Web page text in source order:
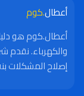
أعطال.كوم
أعطال.كوم هو
والكهرباء. نقدم
إصلاح المشكلات